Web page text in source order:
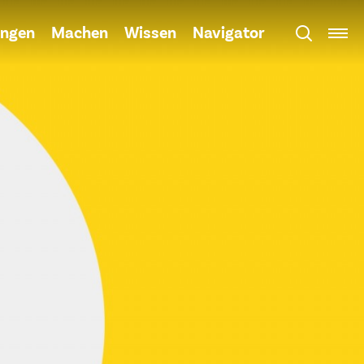
Machen Wissen Navigator